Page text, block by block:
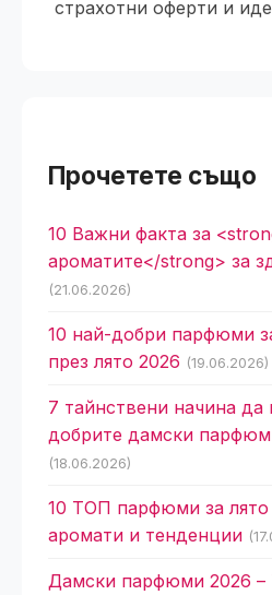
страхотни оферти и
Прочетете също
10 Важни факта за
ароматите</strong> за
(21.06.2026)
10 най-добри парфюми
през лято 2026 (19.06.2026)
7 тайнствени начина да
добрите дамски
(18.06.2026)
10 ТОП парфюми за
аромати и тенденции
Дамски парфюми 2026 –